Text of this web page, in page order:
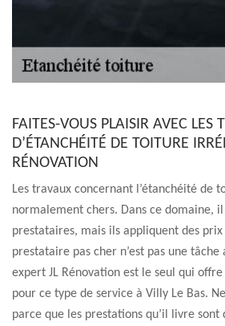
FAITES-VOUS PLAISIR AVEC LES
D’ÉTANCHÉITÉ DE TOITURE
RÉNOVATION
Les travaux concernant l’étanchéité de
normalement chers. Dans ce domaine,
prestataires, mais ils appliquent des
prestataire pas cher n’est pas une tâche
expert JL Rénovation est le seul qui
pour ce type de service à Villy Le Bas.
parce que les prestations qu’il livre sont